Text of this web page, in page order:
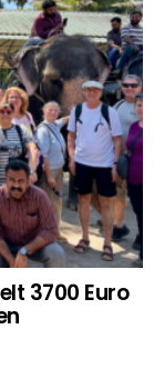
3700 Euro